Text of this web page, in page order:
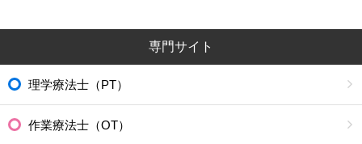
専門サイト
理学療法士（PT）
作業療法士（OT）